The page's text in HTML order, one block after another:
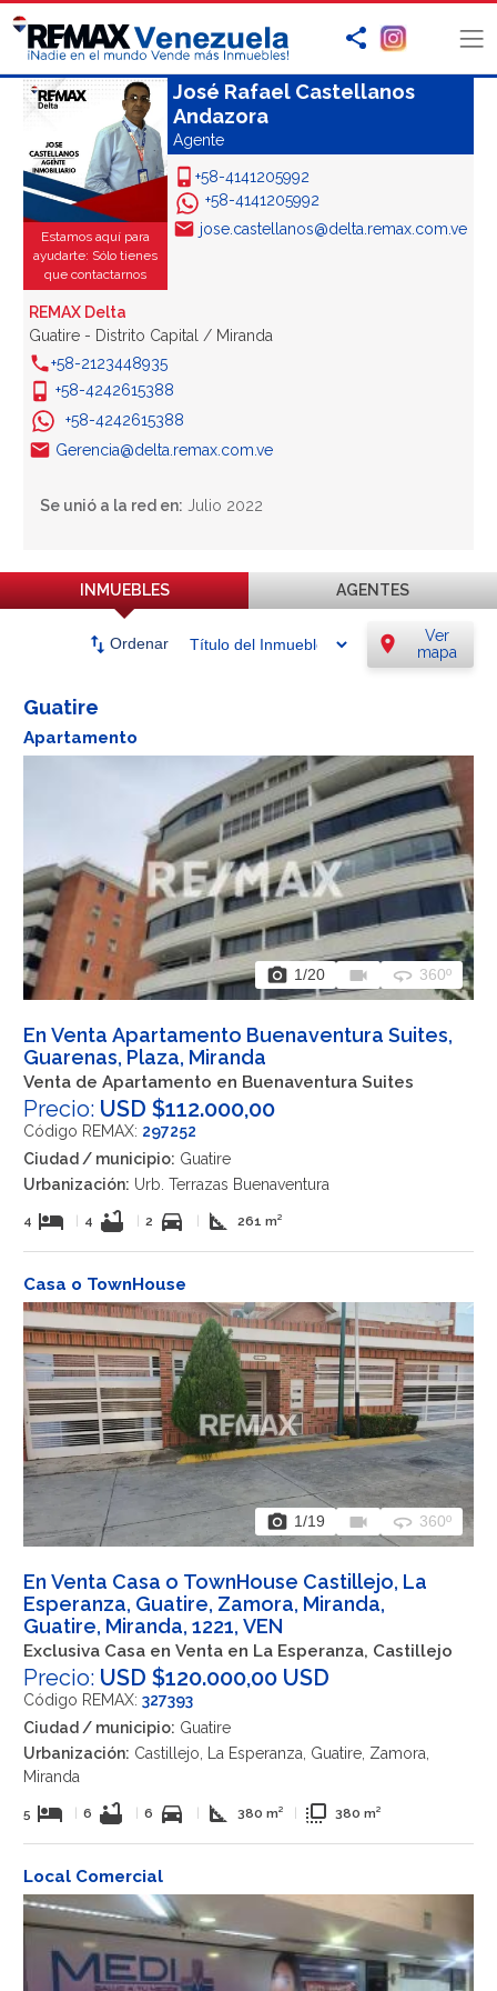
Estamos aquí para
ayudarte: Sólo tienes
que contactarnos
José Rafael Castellanos
Andazora
Agente
+58-4141205992
+58-4141205992
jose.castellanos@delta.remax.com.ve
REMAX Delta
Guatire - Distrito Capital / Miranda
+58-2123448935
+58-4242615388
+58-4242615388
Gerencia@delta.remax.com.ve
Se unió a la red en: Julio 2022
INMUEBLES AGENTES
swap_vert Ordenar location_on
Ver
mapa
Guatire
Apartamento
photo_camera 1/20 videocam 360 360º
En Venta Apartamento Buenaventura Suites,
Guarenas, Plaza, Miranda
Venta de Apartamento en Buenaventura Suites
Precio: USD $112.000,00
Código REMAX: 297252
Ciudad / municipio: Guatire
Urbanización: Urb. Terrazas Buenaventura
4 hotel 4 bathtub 2 directions_car square_foot 261 m²
Casa o TownHouse
photo_camera 1/19 videocam 360 360º
En Venta Casa o TownHouse Castillejo, La
Esperanza, Guatire, Zamora, Miranda,
Guatire, Miranda, 1221, VEN
Exclusiva Casa en Venta en La Esperanza, Castillejo
Precio: USD $120.000,00 USD
Código REMAX: 327393
Ciudad / municipio: Guatire
Urbanización: Castillejo, La Esperanza, Guatire, Zamora,
Miranda
5 hotel 6 bathtub 6 directions_car square_foot 380 m² flip_to_front 380 m²
Local Comercial